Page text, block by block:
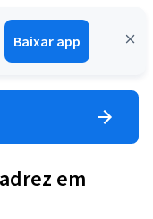
Baixar app
Entrar
em